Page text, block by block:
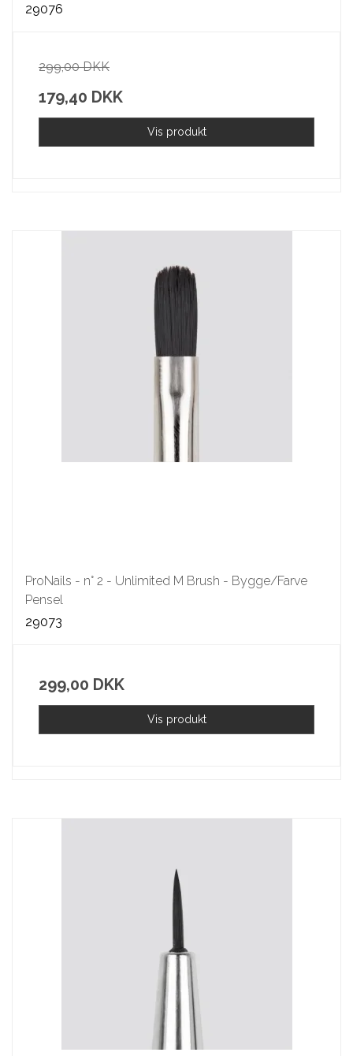
29076
299,00 DKK
179,40 DKK
Vis produkt
ProNails - n° 2 - Unlimited M Brush - Bygge/Farve
Pensel
29073
299,00 DKK
Vis produkt